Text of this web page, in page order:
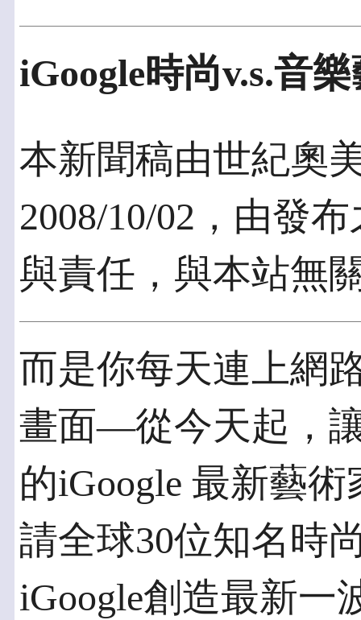
iGoogle時尚v.s.音
本新聞稿由世紀奧
2008/10/02，由發
與責任，與本站無
而是你每天連上網
畫面—從今天起，
的iGoogle 最新藝
請全球30位知名時
iGoogle創造最新一